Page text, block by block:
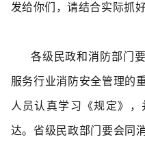
发给你们，请结合实际抓
各级民政和消防部门要
服务行业消防安全管理的
人员认真学习《规定》
达。省级民政部门要会同